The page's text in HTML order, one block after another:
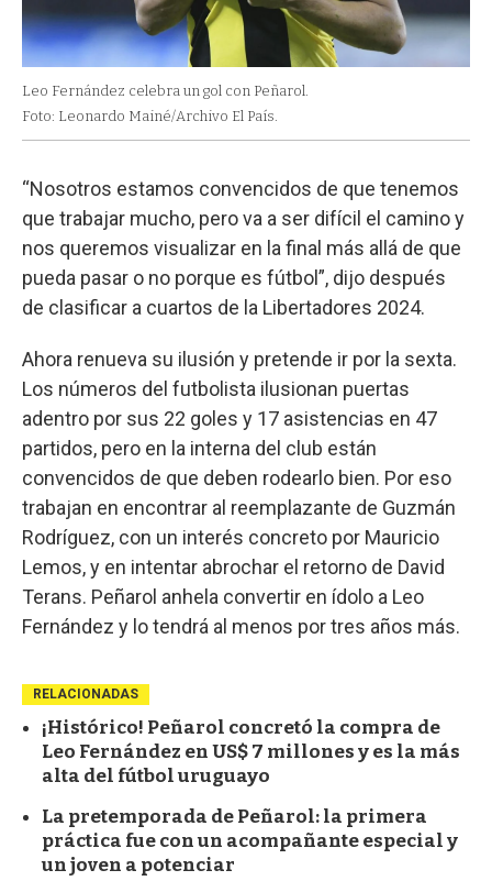
Leo Fernández celebra un gol con Peñarol.
Foto: Leonardo Mainé/Archivo El País.
“Nosotros estamos convencidos de que tenemos
que trabajar mucho, pero va a ser difícil el camino y
nos queremos visualizar en la final más allá de que
pueda pasar o no porque es fútbol”, dijo después
de clasificar a cuartos de la Libertadores 2024.
Ahora renueva su ilusión y pretende ir por la sexta.
Los números del futbolista ilusionan puertas
adentro por sus 22 goles y 17 asistencias en 47
partidos, pero en la interna del club están
convencidos de que deben rodearlo bien. Por eso
trabajan en encontrar al reemplazante de Guzmán
Rodríguez, con un interés concreto por Mauricio
Lemos, y en intentar abrochar el retorno de David
Terans. Peñarol anhela convertir en ídolo a Leo
Fernández y lo tendrá al menos por tres años más.
RELACIONADAS
¡Histórico! Peñarol concretó la compra de
Leo Fernández en US$ 7 millones y es la más
alta del fútbol uruguayo
La pretemporada de Peñarol: la primera
práctica fue con un acompañante especial y
un joven a potenciar